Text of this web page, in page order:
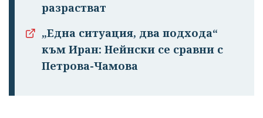
разрастват
„Eдна ситуация, два подхода“
към Иран: Нейнски се сравни с
Петрова-Чамова